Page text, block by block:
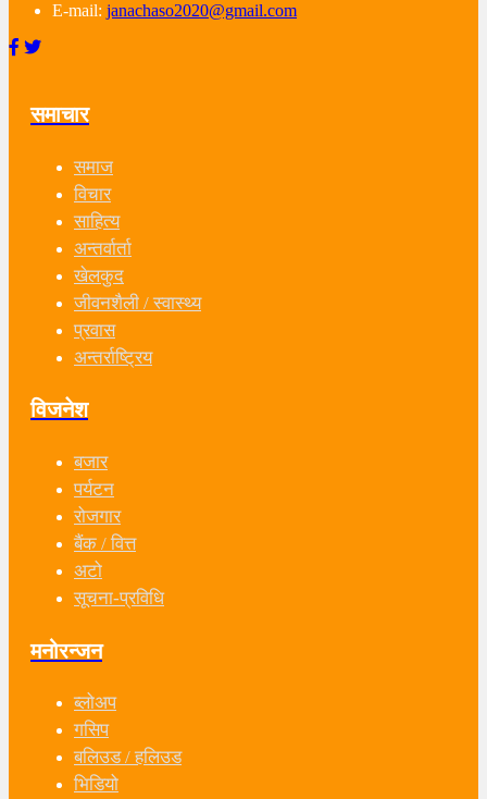
E-mail: janachaso2020@gmail.com
समाचार
समाज
विचार
साहित्य
अन्तर्वार्ता
खेलकुद
जीवनशैली / स्वास्थ्य
प्रवास
अन्तर्राष्ट्रिय
विजनेश
बजार
पर्यटन
रोजगार
बैंक / वित्त
अटो
सूचना-प्रविधि
मनोरन्जन
ब्लोअप
गसिप
बलिउड / हलिउड
भिडियो